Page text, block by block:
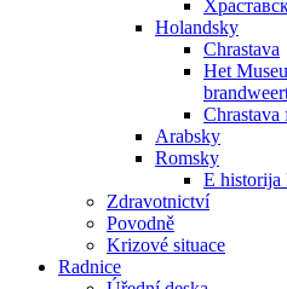
Holandsky
Chrastava
Het
Chrastava
Arabsky
Romsky
E historija
Zdravotnictví
Povodně
Krizové situace
Radnice